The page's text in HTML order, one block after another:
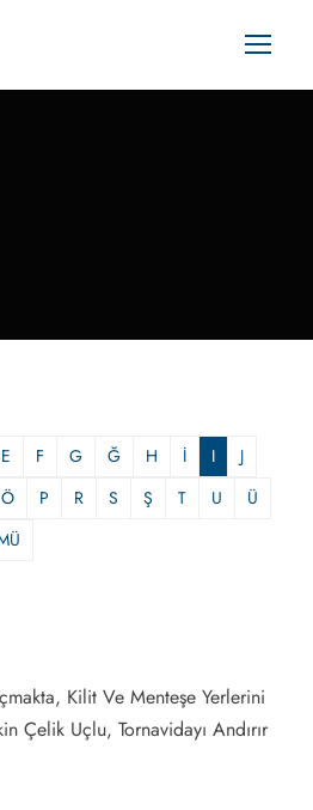
E F G Ğ H İ I
J
Ö P R S Ş T U
Ü
Kilit Ve Menteşe Yerlerini
Çelik Uçlu, Tornavidayı Andırır